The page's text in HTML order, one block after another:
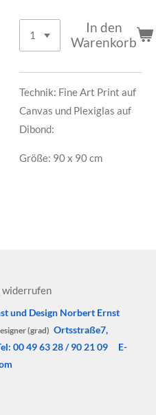
In den
Warenkorb
Technik: Fine Art Print auf
Canvas und Plexiglas auf
Dibond:
Größe: 90 x 90 cm
und Design Norbert Ernst
(grad) Ortsstraße7,
00 49 63 28 / 90 21 09 E-